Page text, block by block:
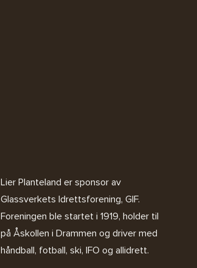
Lier Planteland er sponsor av
Glassverkets Idrettsforening, GIF.
Foreningen ble startet i 1919, holder til
på Åskollen i Drammen og driver med
håndball, fotball, ski, IFO og allidrett.